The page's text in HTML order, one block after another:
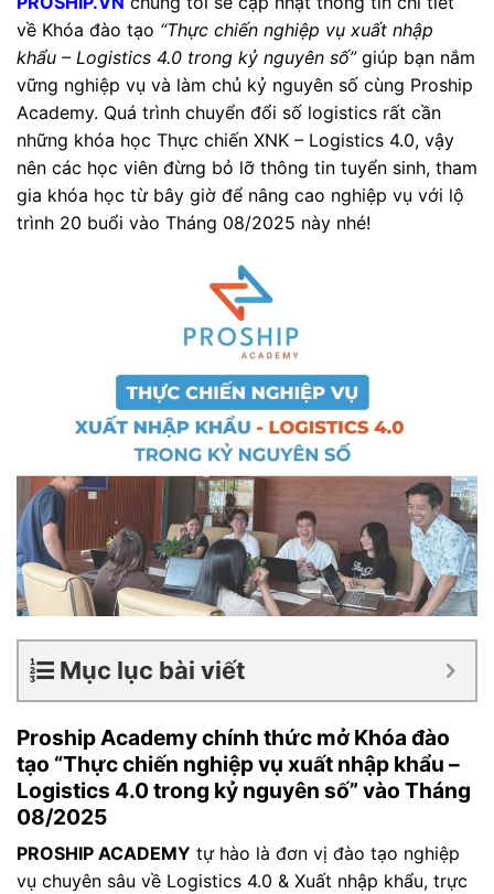
về Khóa đào tạo “Thực chiến nghiệp vụ xuất nhập
khẩu – Logistics 4.0 trong kỷ nguyên số”giúp bạn nắm
vững nghiệp vụ và làm chủ kỷ nguyên số cùng Proship
Academy. Quá trình chuyển đổi số logistics rất cần
những khóa học Thực chiến XNK – Logistics 4.0, vậy
nên các học viên đừng bỏ lỡ thông tin tuyển sinh, tham
gia khóa học từ bây giờ để nâng cao nghiệp vụ với lộ
trình 20 buổi vào Tháng 08/2025 này nhé!
Mục lục bài viết
Proship Academy chính thức mở Khóa đào
tạo “Thực chiến nghiệp vụ xuất nhập khẩu –
Logistics 4.0 trong kỷ nguyên số” vào Tháng
08/2025
PROSHIP ACADEMY tự hào là đơn vị đào tạo nghiệp
vụ chuyên sâu về Logistics 4.0 & Xuất nhập khẩu, trực